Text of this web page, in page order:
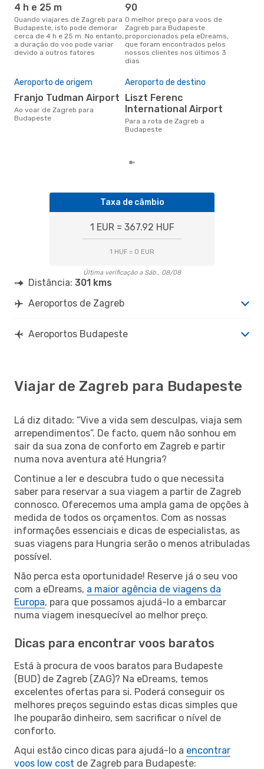
4 h e 25 m
Quando viajares de Zagreb para
Budapeste, isto pode demorar
cerca de 4 h e 25 m. No entanto,
a duração do voo pode variar
devido a outros fatores
90
O melhor preço para voos de
Zagreb para Budapeste
proporcionados pela eDreams,
que foram encontrados pelos
nossos clientes nos últimos 3
dias
Aeroporto de origem
Franjo Tudman Airport
Ao voar de Zagreb para
Budapeste
Aeroporto de destino
Liszt Ferenc
International Airport
Para a rota de Zagreb a
Budapeste
Taxa de câmbio
1 EUR = 367.92 HUF
1 HUF = 0 EUR
Última verificação a Sáb., 08/08
Distância: 301 kms
Aeroportos de Zagreb
Aeroportos Budapeste
Viajar de Zagreb para Budapeste
Lá diz ditado: “Vive a vida sem desculpas, viaja sem
arrependimentos”. De facto, quem não sonhou em
sair da sua zona de conforto em Zagreb e partir
numa nova aventura até Hungria?
Continue a ler e descubra tudo o que necessita
saber para reservar a sua viagem a partir de Zagreb
connosco. Oferecemos uma ampla gama de opções à
medida de todos os orçamentos. Com as nossas
informações essenciais e dicas de especialistas, as
suas viagens para Hungria serão o menos atribuladas
possível.
Não perca esta oportunidade! Reserve já o seu voo
com a eDreams, a maior agência de viagens da
Europa, para que possamos ajudá-lo a embarcar
numa viagem inesquecível ao melhor preço.
Dicas para encontrar voos baratos
Está à procura de voos baratos para Budapeste
(BUD) de Zagreb (ZAG)? Na eDreams, temos
excelentes ofertas para si. Poderá conseguir os
melhores preços seguindo estas dicas simples que
lhe pouparão dinheiro, sem sacrificar o nível de
conforto.
Aqui estão cinco dicas para ajudá-lo a encontrar
voos low cost de Zagreb para Budapeste: